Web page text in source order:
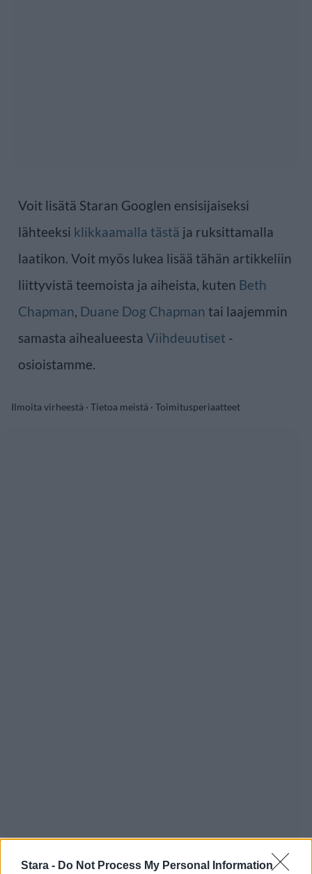
Stara - Do Not Process My Personal Information
Voit lisätä Staran Googlen ensisijaiseksi
lähteeksi klikkaamalla tästä ja ruksittamalla
laatikon. Voit myös lukea lisää tähän artikkeliin
liittyvistä teemoista ja aiheista, kuten Beth
Chapman, Duane Dog Chapman tai laajemmin
samasta aihealueesta Viihdeuutiset -
osioistamme.
Ilmoita virheestä · Tietoa meistä · Toimitusperiaatteet